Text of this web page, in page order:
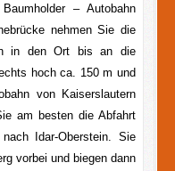
– Autobahn
nehmen Sie die
in den Ort bis an die
hoch ca. 150 m und
von Kaiserslautern
am besten die Abfahrt
Idar-Oberstein. Sie
vorbei und biegen dann